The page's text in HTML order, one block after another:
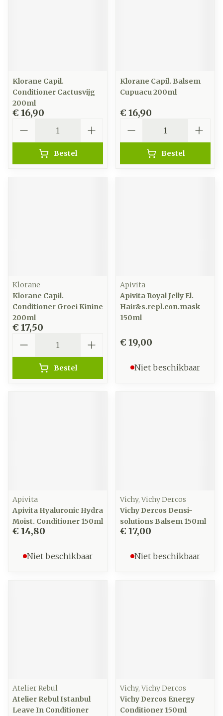
Klorane Capil.
Conditioner Cactusvijg
200ml
€ 16,90
Bestel
Klorane Capil. Balsem
Cupuacu 200ml
€ 16,90
Bestel
Klorane
Klorane Capil.
Conditioner Groei Kinine
200ml
€ 17,50
Bestel
Apivita
Apivita Royal Jelly El.
Hair&s.repl.con.mask
150ml
€ 19,00
Niet beschikbaar
Apivita
Apivita Hyaluronic Hydra
Moist. Conditioner 150ml
€ 14,80
Niet beschikbaar
Vichy, Vichy Dercos
Vichy Dercos Densi-
solutions Balsem 150ml
€ 17,00
Niet beschikbaar
Atelier Rebul
Atelier Rebul Istanbul
Leave In Conditioner
Vichy, Vichy Dercos
Vichy Dercos Energy
Conditioner 150ml